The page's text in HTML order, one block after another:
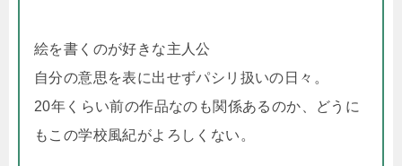
絵を書くのが好きな主人公
自分の意思を表に出せずパシリ扱いの日々。
20年くらい前の作品なのも関係あるのか、どうに
もこの学校風紀がよろしくない。